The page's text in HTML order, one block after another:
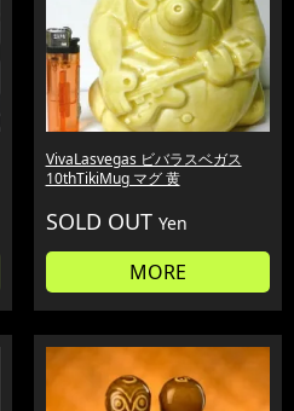
VivaLasvegas ビバラスベガス
10thTikiMug マグ 黄
SOLD OUT Yen
MORE